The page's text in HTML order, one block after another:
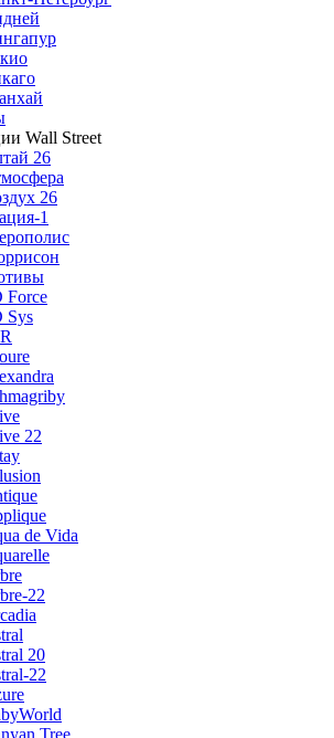
Wall Street
26
26
1
Force
Sys
22
de Vida
22
20
22
Tree